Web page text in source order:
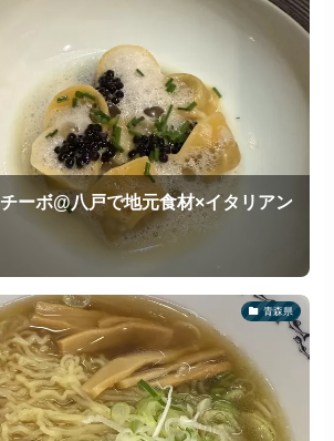
ーボ@八戸で地元食材×イタリアン
青森県